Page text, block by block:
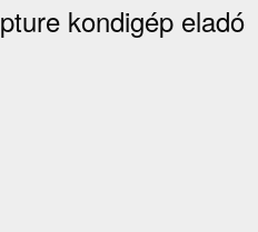
kondigép eladó